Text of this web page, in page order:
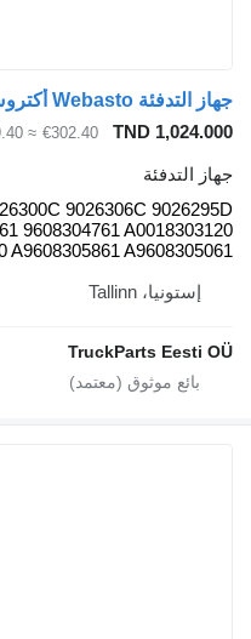
TND
€302.40
≈ $349.40
9026300C 9026306C
A9608304761 9608304761
0018303120 A9608305861